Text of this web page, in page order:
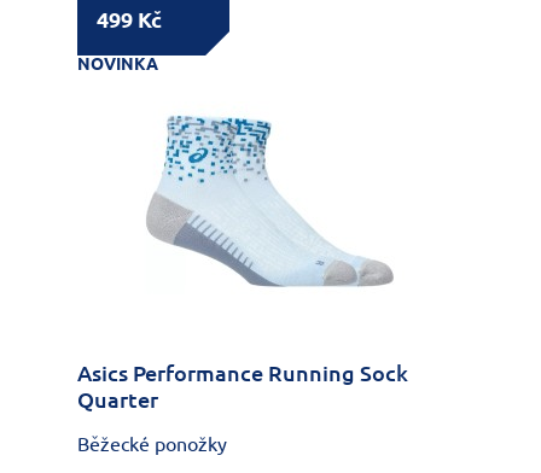
499 Kč
NOVINKA
Asics Performance Running Sock
Quarter
Běžecké ponožky